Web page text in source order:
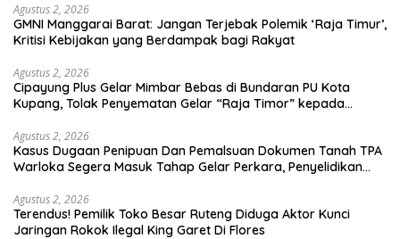
Agustus 2, 2026
GMNI Manggarai Barat: Jangan Terjebak Polemik ‘Raja Timur’,
Kritisi Kebijakan yang Berdampak bagi Rakyat
Agustus 2, 2026
Cipayung Plus Gelar Mimbar Bebas di Bundaran PU Kota
Kupang, Tolak Penyematan Gelar “Raja Timor” kepada
Agustus 2, 2026
Kasus Dugaan Penipuan Dan Pemalsuan Dokumen Tanah TPA
Warloka Segera Masuk Tahap Gelar Perkara, Penyelidikan
Agustus 2, 2026
Terendus! Pemilik Toko Besar Ruteng Diduga Aktor Kunci
Jaringan Rokok Ilegal King Garet Di Flores